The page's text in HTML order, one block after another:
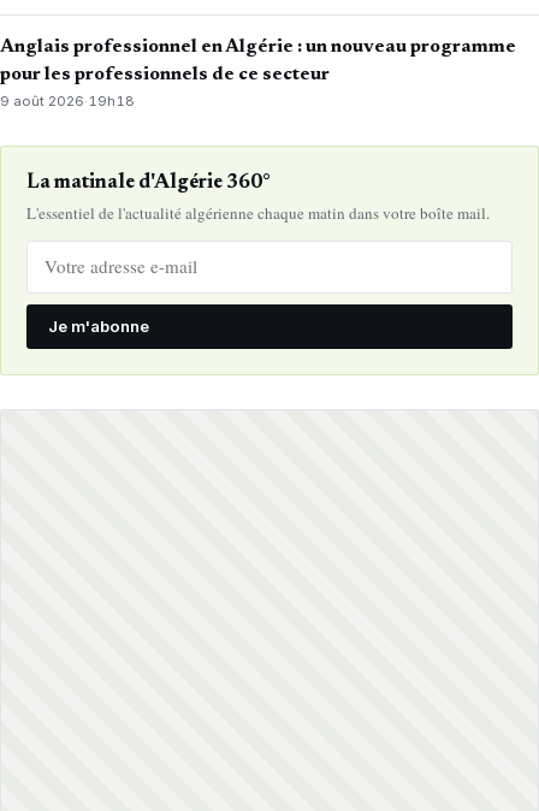
Anglais professionnel en Algérie : un nouveau programme
pour les professionnels de ce secteur
9 août 2026·19h18
La matinale d'Algérie 360°
L'essentiel de l'actualité algérienne chaque matin dans votre boîte mail.
Je m'abonne